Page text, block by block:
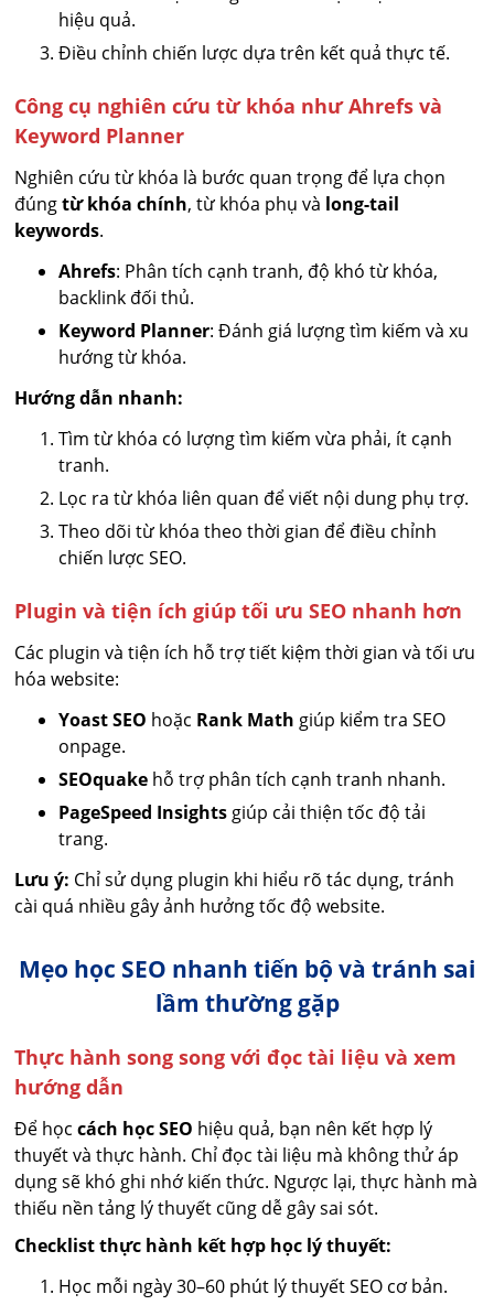
hiệu quả.
Điều chỉnh chiến lược dựa trên kết quả thực tế.
Công cụ nghiên cứu từ khóa như Ahrefs và
Keyword Planner
Nghiên cứu từ khóa là bước quan trọng để lựa chọn
đúngtừ khóa chính, từ khóa phụ và long-tail
keywords.
Ahrefs: Phân tích cạnh tranh, độ khó từ khóa,
backlink đối thủ.
Keyword Planner: Đánh giá lượng tìm kiếm và xu
hướng từ khóa.
Hướng dẫn nhanh:
Tìm từ khóa có lượng tìm kiếm vừa phải, ít cạnh
tranh.
Lọc ra từ khóa liên quan để viết nội dung phụ trợ.
Theo dõi từ khóa theo thời gian để điều chỉnh
chiến lược SEO.
Plugin và tiện ích giúp tối ưu SEO nhanh hơn
Các plugin và tiện ích hỗ trợ tiết kiệm thời gian và tối ưu
hóa website:
Yoast SEO hoặc Rank Math giúp kiểm tra SEO
onpage.
SEOquake hỗ trợ phân tích cạnh tranh nhanh.
PageSpeed Insights giúp cải thiện tốc độ tải
trang.
Lưu ý: Chỉ sử dụng plugin khi hiểu rõ tác dụng, tránh
cài quá nhiều gây ảnh hưởng tốc độ website.
Mẹo học SEO nhanh tiến bộ và tránh sai
lầm thường gặp
Thực hành song song với đọc tài liệu và xem
hướng dẫn
Để họccách học SEO hiệu quả, bạn nên kết hợp lý
thuyết và thực hành. Chỉ đọc tài liệu mà không thử áp
dụng sẽ khó ghi nhớ kiến thức. Ngược lại, thực hành mà
thiếu nền tảng lý thuyết cũng dễ gây sai sót.
Checklist thực hành kết hợp học lý thuyết:
Học mỗi ngày 30–60 phút lý thuyết SEO cơ bản.